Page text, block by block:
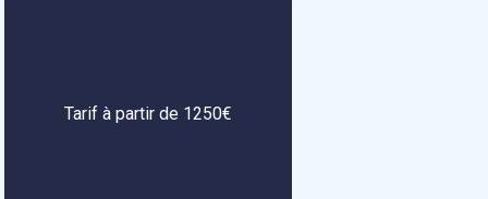
Tarif à partir de 1250€